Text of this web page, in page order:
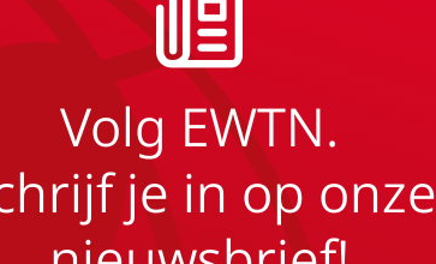
Volg EWTN.
je in op onze